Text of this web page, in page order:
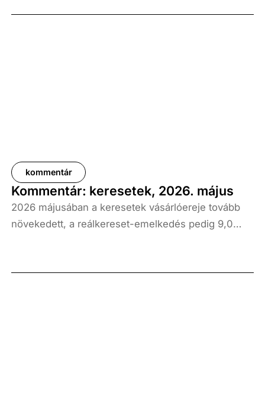
kommentár
Kommentár: keresetek, 2026. május
2026 májusában a keresetek vásárlóereje tovább
növekedett, a reálkereset-emelkedés pedig 9,0
százalékot, a nettóé 11,0 százalékot tett ki, emellett